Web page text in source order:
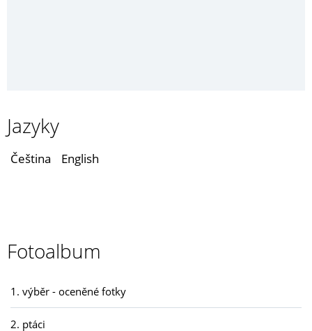
Jazyky
Čeština English
Fotoalbum
1. výběr - oceněné fotky
2. ptáci